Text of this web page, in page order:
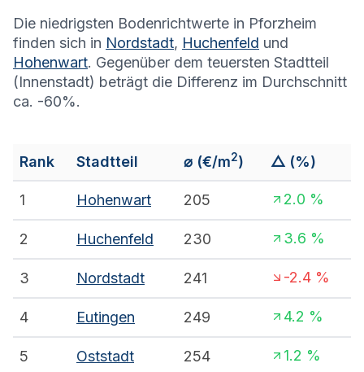
Die niedrigsten Bodenrichtwerte in Pforzheim
finden sich in Nordstadt, Huchenfeld und
Hohenwart. Gegenüber dem teuersten Stadtteil
(Innenstadt) beträgt die Differenz im Durchschnitt
ca. -60%.
Rank Stadtteil ⌀ (€/m2) △ (%)
1 Hohenwart 205 2.0 %
2 Huchenfeld 230 3.6 %
3 Nordstadt 241 -2.4 %
4 Eutingen 249 4.2 %
5 Oststadt 254 1.2 %